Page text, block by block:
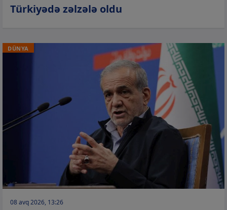
Türkiyədə zəlzələ oldu
DÜNYA
08 avq 2026, 13:26